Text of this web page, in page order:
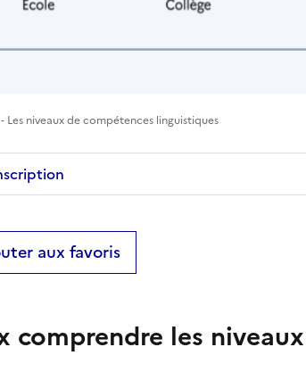
Les niveaux de compétences linguistiques
aux favoris
comprendre les niveaux